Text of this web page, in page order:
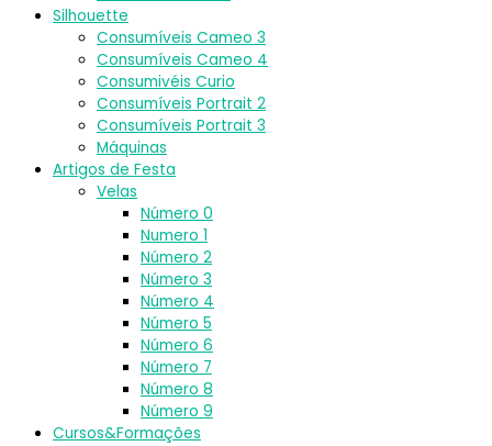
Silhouette
Consumíveis Cameo 3
Consumíveis Cameo 4
Consumivéis Curio
Consumíveis Portrait 2
Consumíveis Portrait 3
Máquinas
Artigos de Festa
Velas
Número 0
Numero 1
Número 2
Número 3
Número 4
Número 5
Número 6
Número 7
Número 8
Número 9
Cursos&Formações